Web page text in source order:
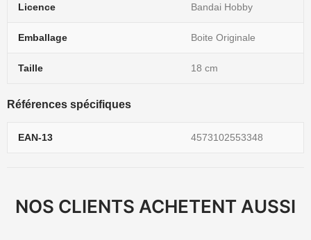
Licence Bandai Hobby
Emballage Boite Originale
Taille 18 cm
Références spécifiques
EAN-13 4573102553348
NOS CLIENTS ACHETENT AUSSI